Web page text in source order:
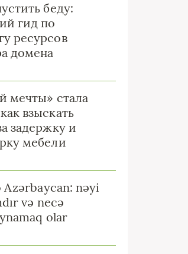
беду:
гид по
ресурсов
домена
мечты» стала
взыскать
задержку и
мебели
Azərbaycan: nəyi
və necə
olar